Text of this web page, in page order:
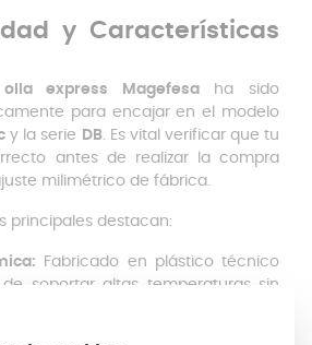
y Características
express Magefesaha sido
para encajar en el modelo
y la serie DB. Es vital verificar que tu
antes de realizar la compra
milimétrico de fábrica.
principales destacan:
Fabricado en plástico técnico
soportar altas temperaturas sin